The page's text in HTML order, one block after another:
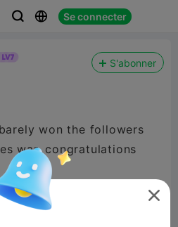
  Se connecter
S'abonner
barely won the followers
war. congratulations
